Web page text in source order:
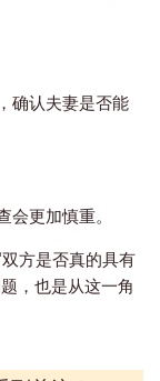
确认夫妻是否能
更加慎重。
方是否真的具有
，也是从这一角